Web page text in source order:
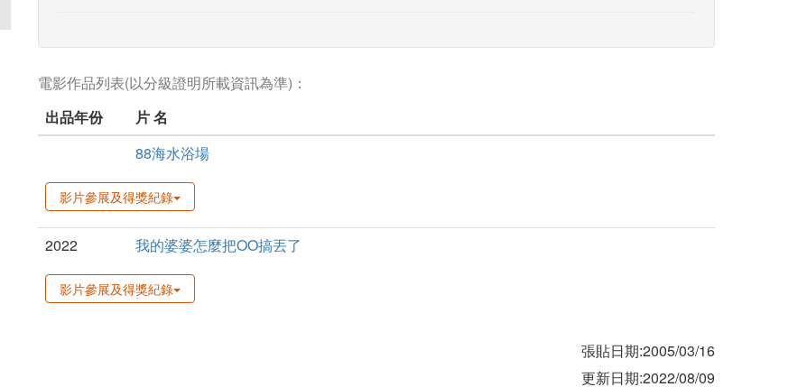
電影作品列表(以分級證明所載資訊為準)：
出品年份
片 名
88海水浴場
影片參展及得獎紀錄
2022 我的婆婆怎麼把OO搞丟了
影片參展及得獎紀錄
張貼日期:2005/03/16
更新日期:2022/08/09